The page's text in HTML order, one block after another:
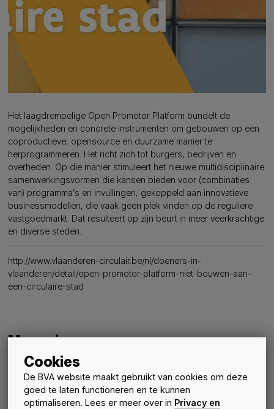
Cookies
De BVA website maakt gebruikt van cookies om deze
goed te laten functioneren en te kunnen
optimaliseren. Lees er meer over in Privacy en
Het laagdrempelige Open Promotor Platform bundelt de
mogelijkheden en concrete instrumenten om gebouwen op een
coproductieve, opensource en duurzame manier te
herprogrammeren. Het richt zich tot burgers, bedrijven en
overheden. Op die manier stimuleert het nieuwe multidisciplinaire
samenwerkingsvormen die kansen bieden voor (combinaties
van) programma’s en invullingen, gekoppeld aan innovatieve
businessmodellen, die vaak geen plek vinden op de reguliere
vastgoedmarkt. Dat resulteert op zijn beurt in meer veerkrachtige
en diverse steden.
http://www.vlaanderen-circulair.be/nl/doeners-in-
vlaanderen/detail/open-promotor-platform-niet-bouwen-aan-
een-circulaire-stad
Meer nieuws